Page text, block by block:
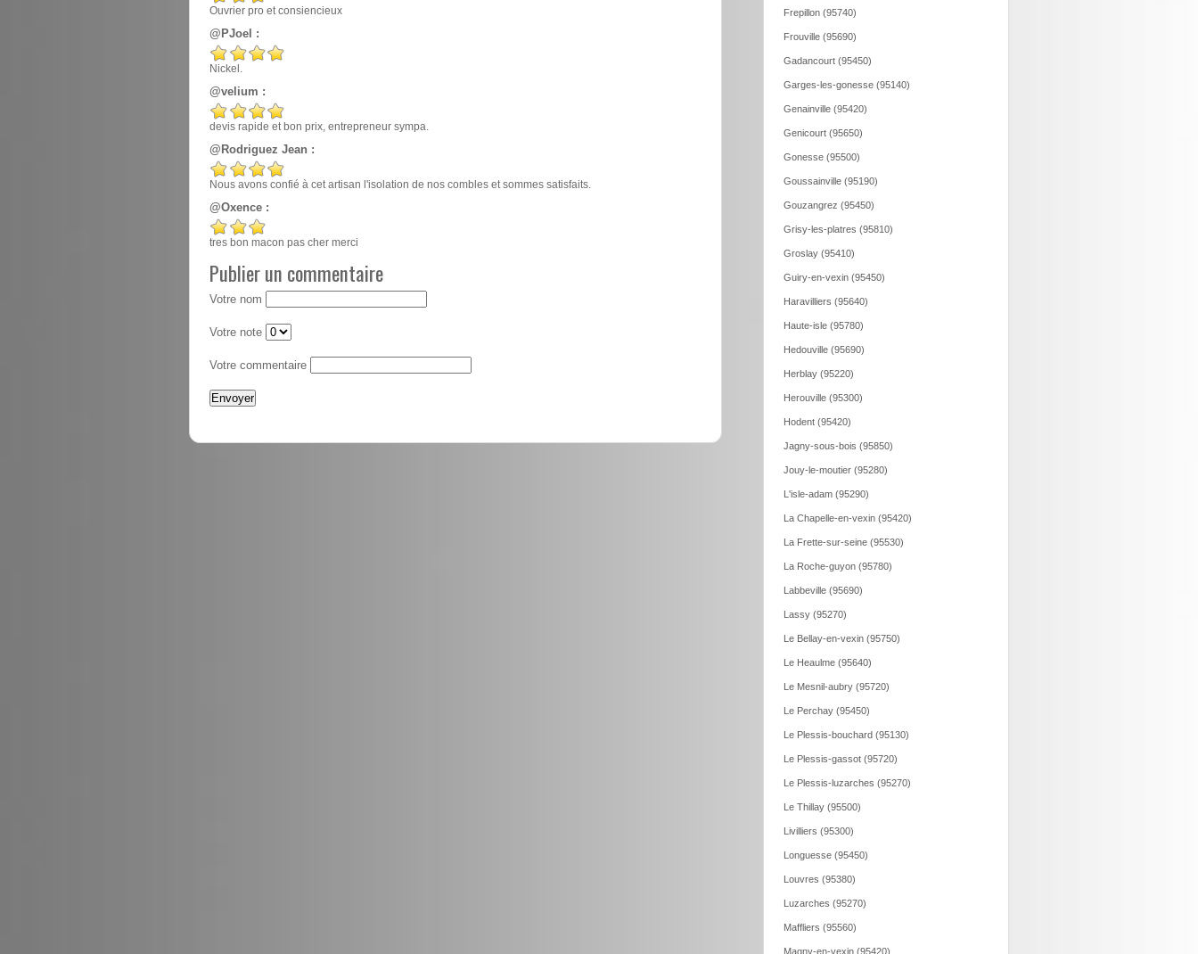
Ouvrier pro et consiencieux
@PJoel :
Nickel.
@velium :
devis rapide et bon prix, entrepreneur sympa.
@Rodriguez Jean :
Nous avons confié à cet artisan l'isolation de nos combles et sommes satisfaits.
@Oxence :
tres bon macon pas cher merci
Publier un commentaire
Votre nom
Votre note
Votre commentaire
Frepillon (95740)
Frouville (95690)
Gadancourt (95450)
Garges-les-gonesse (95140)
Genainville (95420)
Genicourt (95650)
Gonesse (95500)
Goussainville (95190)
Gouzangrez (95450)
Grisy-les-platres (95810)
Groslay (95410)
Guiry-en-vexin (95450)
Haravilliers (95640)
Haute-isle (95780)
Hedouville (95690)
Herblay (95220)
Herouville (95300)
Hodent (95420)
Jagny-sous-bois (95850)
Jouy-le-moutier (95280)
L'isle-adam (95290)
La Chapelle-en-vexin (95420)
La Frette-sur-seine (95530)
La Roche-guyon (95780)
Labbeville (95690)
Lassy (95270)
Le Bellay-en-vexin (95750)
Le Heaulme (95640)
Le Mesnil-aubry (95720)
Le Perchay (95450)
Le Plessis-bouchard (95130)
Le Plessis-gassot (95720)
Le Plessis-luzarches (95270)
Le Thillay (95500)
Livilliers (95300)
Longuesse (95450)
Louvres (95380)
Luzarches (95270)
Maffliers (95560)
Magny-en-vexin (95420)